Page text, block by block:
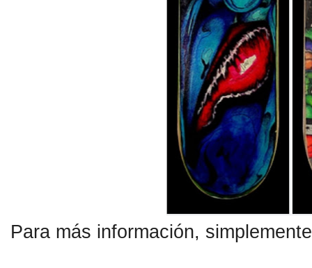
Para más información,